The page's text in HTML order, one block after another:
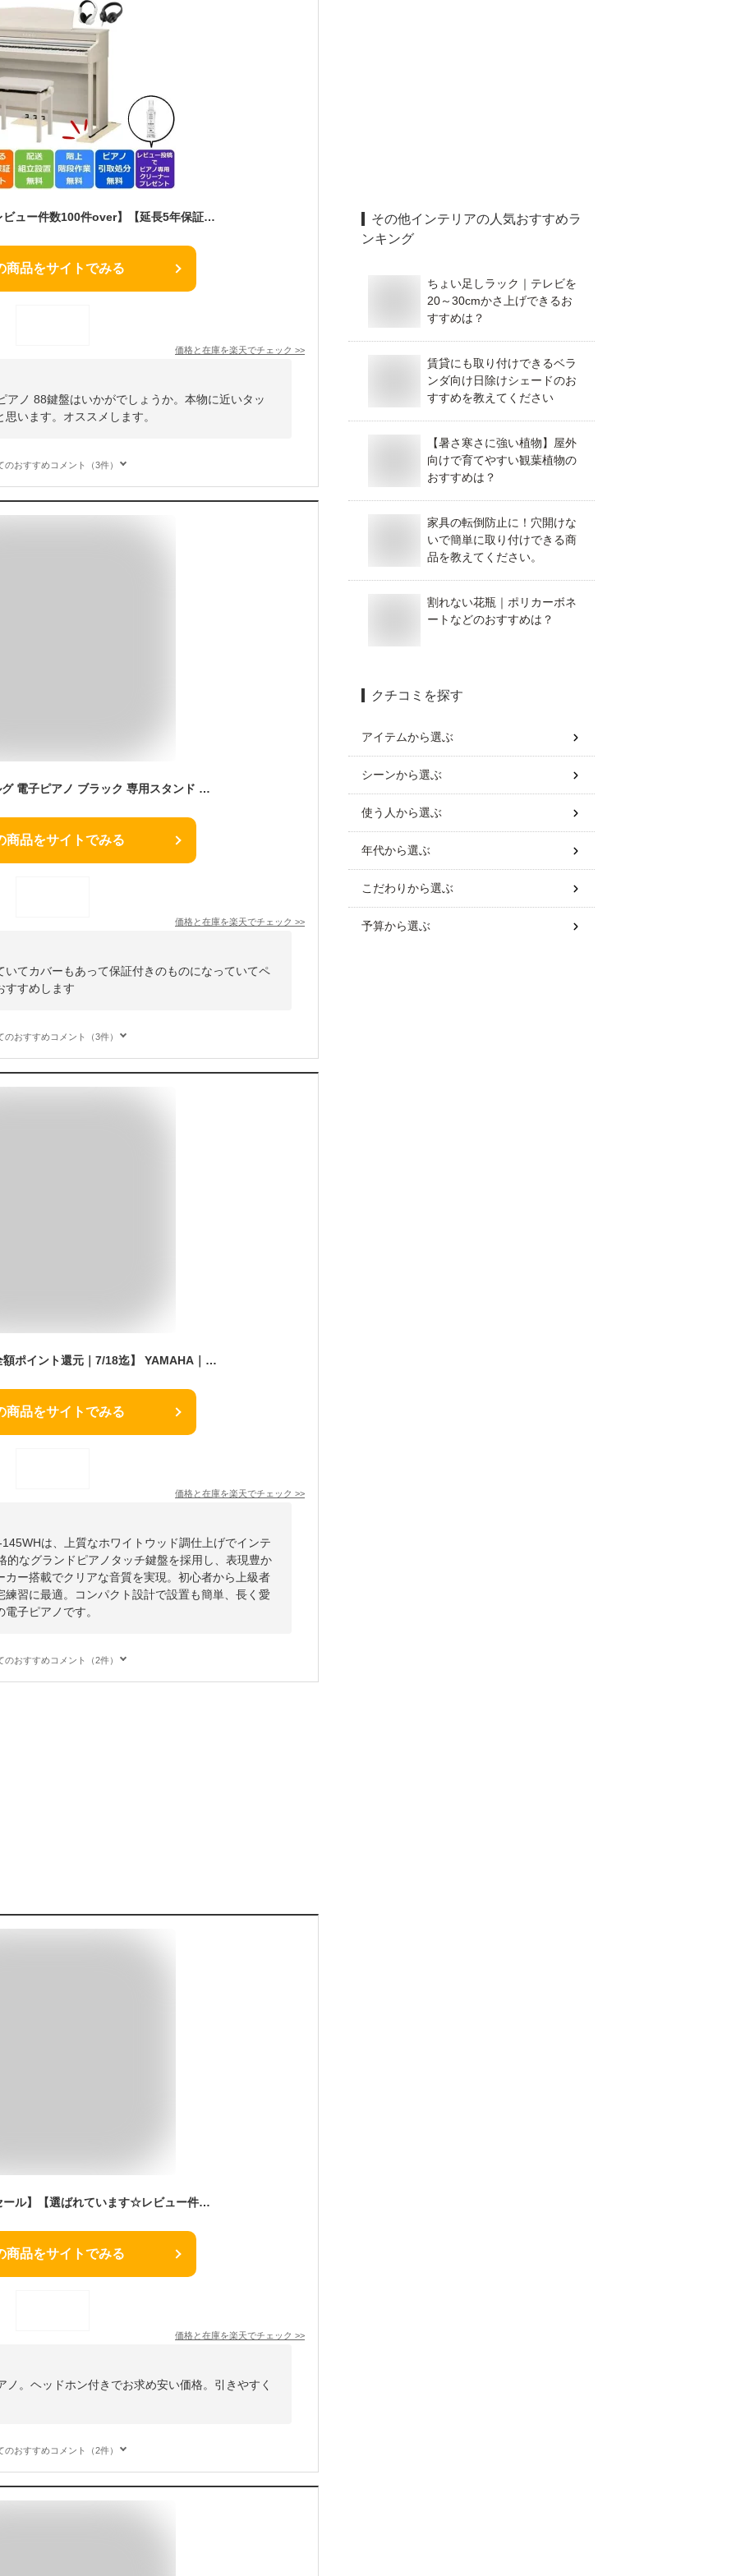
【選ばれています☆レビュー件数100件over】【延長5年保証がなんと1000円☆】【配送設置無料 ＆ 不要ピアノ引取処分無料】【防音/防傷マット ＆ ヘッドホンセット】【CA49後継機種】KAWAI カワイ DigitalPiano 電子ピアノ 88鍵盤 CA401【A / LO / MW / R】
商品をサイトでみる
価格と在庫を楽天でチェック >>
アノ 88鍵盤はいかがでしょうか。本物に近いタッ
います。オススメします。
のおすすめコメント（3件）
KORG B2SP BK コルグ 電子ピアノ ブラック 専用スタンド STB1 3本ペダル 高低椅子(純正) セット ヘッドホン 電子ピアノカバー(純正) 付属【メーカー保証1年】
商品をサイトでみる
価格と在庫を楽天でチェック >>
てカバーもあって保証付きのものになっていてペ
すすめします
のおすすめコメント（3件）
【エントリーで最大全額ポイント還元｜7/18迄】 YAMAHA｜ヤマハ 電子ピアノ ARIUS ホワイトウッド調仕上げ YDP-145WH [88鍵盤]
商品をサイトでみる
価格と在庫を楽天でチェック >>
は、上質なホワイトウッド調仕上げでインテ
的なグランドピアノタッチ鍵盤を採用し、表現豊か
ー搭載でクリアな音質を実現。初心者から上級者
習に最適。コンパクト設計で設置も簡単、長く愛
子ピアノです。
のおすすめコメント（2件）
【最終日★マラソンセール】【選ばれています☆レビュー件数200件over】【ローランドのお求めやすい88鍵盤】【子供から大人まで】ローランド Roland 電子ピアノ デジタルピアノ ヘッドホン付き ピアノタッチ 88鍵盤 RP30
商品をサイトでみる
価格と在庫を楽天でチェック >>
。ヘッドホン付きでお求め安い価格。引きやすく
のおすすめコメント（2件）
その他インテリアの人気おすすめラ
ンキング
ちょい足しラック｜テレビを
20～30cmかさ上げできるお
すすめは？
賃貸にも取り付けできるベラ
ンダ向け日除けシェードのお
すすめを教えてください
【暑さ寒さに強い植物】屋外
向けで育てやすい観葉植物の
おすすめは？
家具の転倒防止に！穴開けな
いで簡単に取り付けできる商
品を教えてください。
割れない花瓶｜ポリカーボネ
ートなどのおすすめは？
クチコミを探す
アイテムから選ぶ
シーンから選ぶ
使う人から選ぶ
年代から選ぶ
こだわりから選ぶ
予算から選ぶ